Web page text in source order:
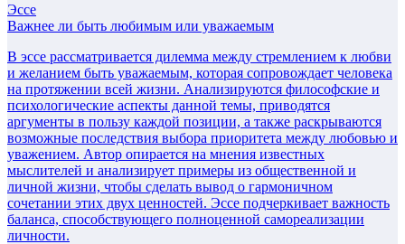
Эссе
Важнее ли быть любимым или уважаемым
В эссе рассматривается дилемма между стремлением к любви
и желанием быть уважаемым, которая сопровождает человека
на протяжении всей жизни. Анализируются философские и
психологические аспекты данной темы, приводятся
аргументы в пользу каждой позиции, а также раскрываются
возможные последствия выбора приоритета между любовью и
уважением. Автор опирается на мнения известных
мыслителей и анализирует примеры из общественной и
личной жизни, чтобы сделать вывод о гармоничном
сочетании этих двух ценностей. Эссе подчеркивает важность
баланса, способствующего полноценной самореализации
личности.